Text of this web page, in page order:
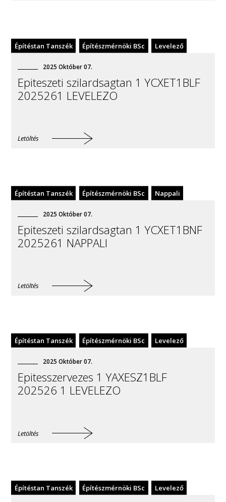
Építéstan Tanszék Építészmérnöki BSc Levelező
2025 Október 07.
Epiteszeti szilardsagtan 1 YCXET1BLF
2025261 LEVELEZO
Letöltés
Építéstan Tanszék Építészmérnöki BSc Nappali
2025 Október 07.
Epiteszeti szilardsagtan 1 YCXET1BNF
2025261 NAPPALI
Letöltés
Építéstan Tanszék Építészmérnöki BSc Levelező
2025 Október 07.
Epitesszervezes 1 YAXESZ1BLF
202526 1 LEVELEZO
Letöltés
Építéstan Tanszék Építészmérnöki BSc Levelező